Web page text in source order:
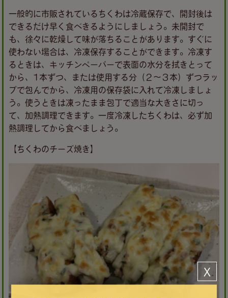
一般的に市販されているちくわは冷蔵保存で、開封後は
できるだけ早く食べきるようにしましょう。未開封で
も、徐々に乾燥して味が落ちることがあります。すぐに
使わない場合は、冷凍保存することができます。冷凍す
るときは、キッチンペーパーで表面の水分を拭きとって
から、1本ずつ、または使用する分（２～３本）ずつラッ
プで包んでから、冷凍用の保存袋に入れて冷凍しましょ
う。使うときは凍ったまま包丁で適当な大きさに切っ
て、加熱調理できます。一度冷凍したちくわは、必ず加
熱調理してから食べましょう。
【ちくわのチーズ焼き】
Ｘ